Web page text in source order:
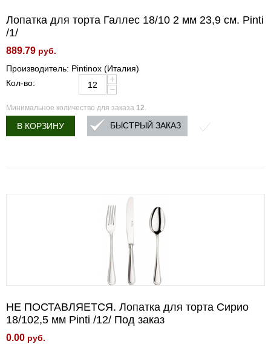
Лопатка для торта Галлес 18/10 2 мм 23,9 см. Pinti
/1/
889.79 руб.
Производитель: Pintinox (Италия)
Кол-во:
+
−
Минимальное количество для заказа 12.
В КОРЗИНУ БЫСТРЫЙ ЗАКАЗ
НЕ ПОСТАВЛЯЕТСЯ. Лопатка для торта Сирио
18/102,5 мм Pinti /12/ Под заказ
0.00 руб.